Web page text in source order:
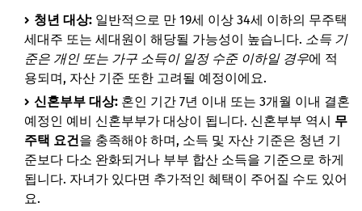
청년 대상: 일반적으로 만 19세 이상 34세 이하의 무주택
세대주 또는 세대원이 해당될 가능성이 높습니다. 소득 기
준은 개인 또는 가구 소득이 일정 수준 이하일 경우에 적
용되며, 자산 기준 또한 고려될 예정이에요.
신혼부부 대상: 혼인 기간 7년 이내 또는 3개월 이내 결혼
예정인 예비 신혼부부가 대상이 됩니다. 신혼부부 역시 무
주택 요건을 충족해야 하며, 소득 및 자산 기준은 청년 기
준보다 다소 완화되거나 부부 합산 소득을 기준으로 하게
됩니다. 자녀가 있다면 추가적인 혜택이 주어질 수도 있어
요.